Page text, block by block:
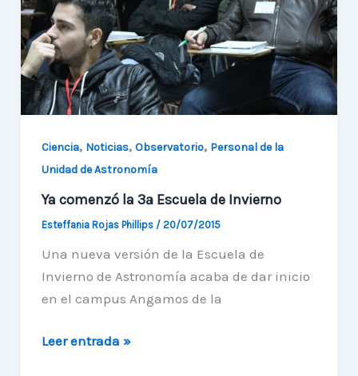
capacitación
en
el
extranjero
Ciencia, Noticias, Observatorio, Personal de la
Unidad de Astronomía
Ya comenzó la 3ª Escuela de Invierno
Esteffania Rojas Phillips / 20/07/2015
Una nueva versión de la Escuela de
Invierno de Astronomía acaba de dar inicio
en el campus Angamos de la
Ya
Leer entrada »